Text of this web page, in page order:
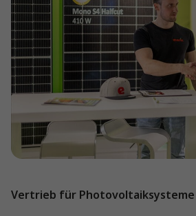
Vertrieb für Photovoltaiksysteme